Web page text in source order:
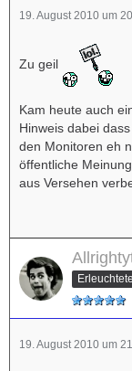
19. August 2010 um
Zu geil
Kam heute auch
Hinweis dabei
den Monitoren eh
öffentliche
aus Versehen
19. August 2010 um